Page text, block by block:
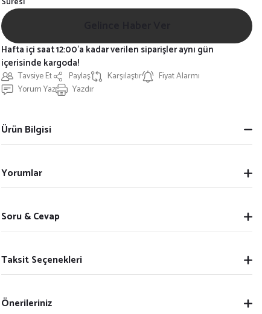
Tavsiye Et Paylaş Karşılaştır
Fiyat Alarmı
Yorum Yaz
Yazdır
Hafta içi saat 12:00'a kadar verilen siparişler aynı gün
içerisinde kargoda!
Ürün Bilgisi
Yorumlar
Soru & Cevap
Taksit Seçenekleri
Önerileriniz